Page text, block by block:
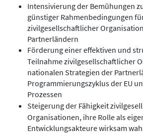
Intensivierung der Bemühungen
günstiger Rahmenbedingungen
zivilgesellschaftlicher
Partnerländern
Förderung einer effektiven und
Teilnahme zivilgesellschaftlicher
nationalen Strategien der
Programmierungszyklus der EU
Prozessen
Steigerung der Fähigkeit
Organisationen, ihre Rolle als
Entwicklungsakteure wirksam